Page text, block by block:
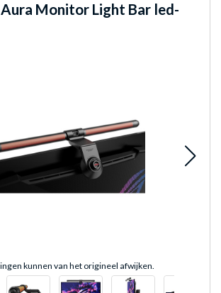
Aura Monitor Light Bar led-
kunnen van het origineel afwijken.